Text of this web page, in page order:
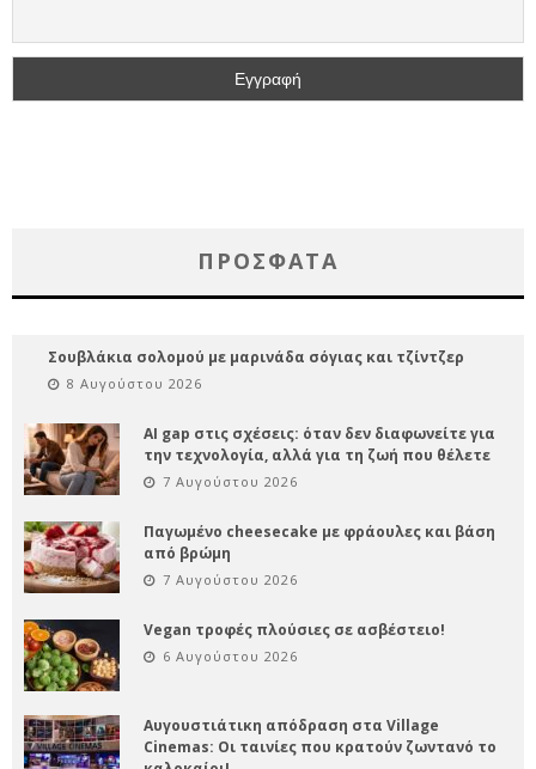
ΠΡΌΣΦΑΤΑ
Σουβλάκια σολομού με μαρινάδα σόγιας και τζίντζερ
8 Αυγούστου 2026
AI gap στις σχέσεις: όταν δεν διαφωνείτε για
την τεχνολογία, αλλά για τη ζωή που θέλετε
7 Αυγούστου 2026
Παγωμένο cheesecake με φράουλες και βάση
από βρώμη
7 Αυγούστου 2026
Vegan τροφές πλούσιες σε ασβέστειο!
6 Αυγούστου 2026
Αυγουστιάτικη απόδραση στα Village
Cinemas: Οι ταινίες που κρατούν ζωντανό το